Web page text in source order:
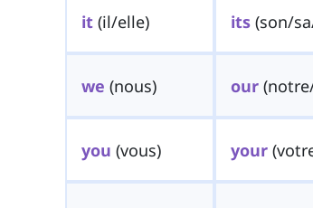
it(il/elle) its(son/
we (nous) our
you (vous) your